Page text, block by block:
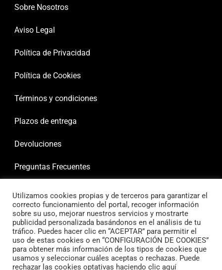
Sobre Nosotros
Aviso Legal
Política de Privacidad
Política de Cookies
Términos y condiciones
Plazos de entrega
Devoluciones
Preguntas Frecuentes
Utilizamos cookies propias y de terceros para garantizar el
correcto funcionamiento del portal, recoger información
sobre su uso, mejorar nuestros servicios y mostrarte
publicidad personalizada basándonos en el análisis de tu
tráfico. Puedes hacer clic en “ACEPTAR” para permitir el
uso de estas cookies o en “CONFIGURACIÓN DE COOKIES”
para obtener más información de los tipos de cookies que
usamos y seleccionar cuáles aceptas o rechazas. Puede
rechazar las cookies optativas haciendo clic aquí